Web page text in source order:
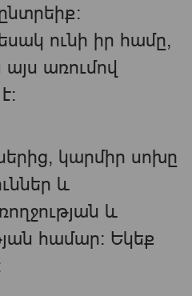
ունի իր համը,
առումով
կարմիր սոխը
և
և
համար: Եկեք